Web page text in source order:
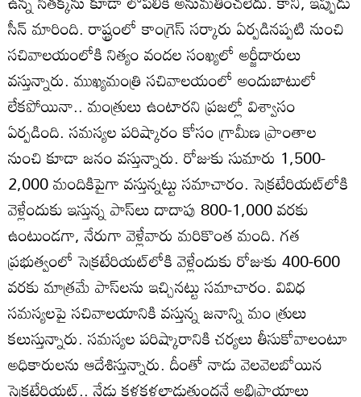
సీన్‌ మారింది. రాష్ట్రంలో కాంగ్రెస్‌ సర్కారు ఏర్పడినప్పటి నుంచి
సచివాలయంలోకి నిత్యం వందల సంఖ్యలో అర్జీదారులు
వస్తున్నారు. ముఖ్యమంత్రి సచివాలయంలో అందుబాటులో
లేకపోయినా.. మంత్రులు ఉంటారని ప్రజల్లో విశ్వాసం
ఏర్పడింది. సమస్యల పరిష్కారం కోసం గ్రామీణ ప్రాంతాల
నుంచి కూడా జనం వస్తున్నారు. రోజుకు సుమారు 1,500-
2,000 మందికిపైగా వస్తున్నట్టు సమాచారం. సెక్రటేరియట్‌లోకి
వెళ్లేందుకు ఇస్తున్న పాస్‌లు దాదాపు 800-1,000 వరకు
ఉంటుండగా, నేరుగా వెళ్లేవారు మరికొంత మంది. గత
ప్రభుత్వంలో సెక్రటేరియట్‌లోకి వెళ్లేందుకు రోజుకు 400-600
వరకు మాత్రమే పాస్‌లను ఇచ్చినట్టు సమాచారం. వివిధ
సమస్యలపై సచివాలయానికి వస్తున్న జనాన్ని మం త్రులు
కలుస్తున్నారు. సమస్యల పరిష్కారానికి చర్యలు తీసుకోవాలంటూ
అధికారులను ఆదేశిస్తున్నారు. దీంతో నాడు వెలవెలబోయిన
సెక్రటేరియట్‌.. నేడు కళకళలాడుతుందనే అభిప్రాయాలు